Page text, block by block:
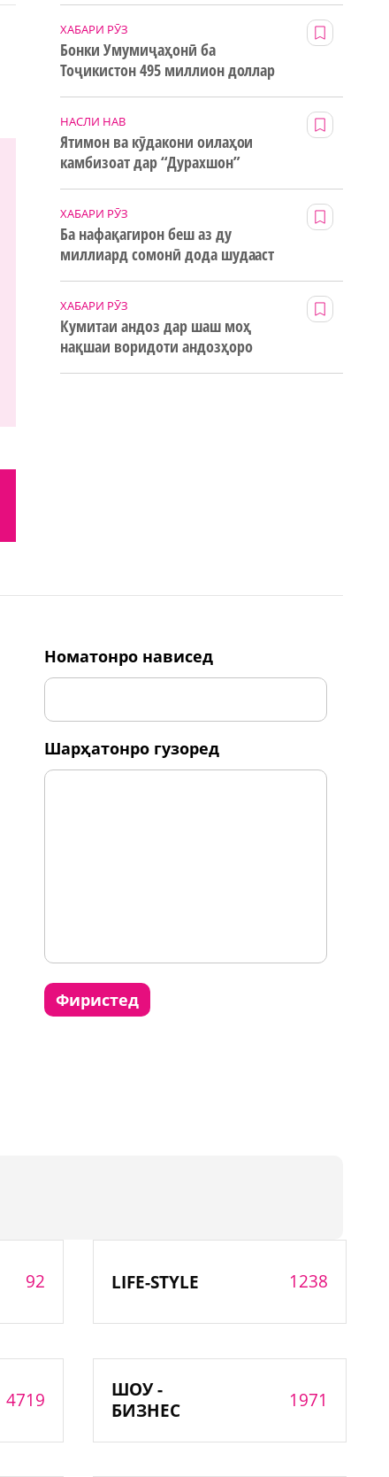
ХАБАРИ РӮЗ
Бонки Умумиҷаҳонӣ ба
Тоҷикистон 495 миллион доллар
НАСЛИ НАВ
Ятимон ва кӯдакони оилаҳои
камбизоат дар “Дурахшон”
ХАБАРИ РӮЗ
Ба нафақагирон беш аз ду
миллиард сомонӣ дода шудааст
ХАБАРИ РӮЗ
Кумитаи андоз дар шаш моҳ
нақшаи воридоти андозҳоро
номатонро нависед
шарҳатонро гузоред
фиристед
92 LIFE-STYLE 1238
4719
ШОУ -
БИЗНЕС
1971